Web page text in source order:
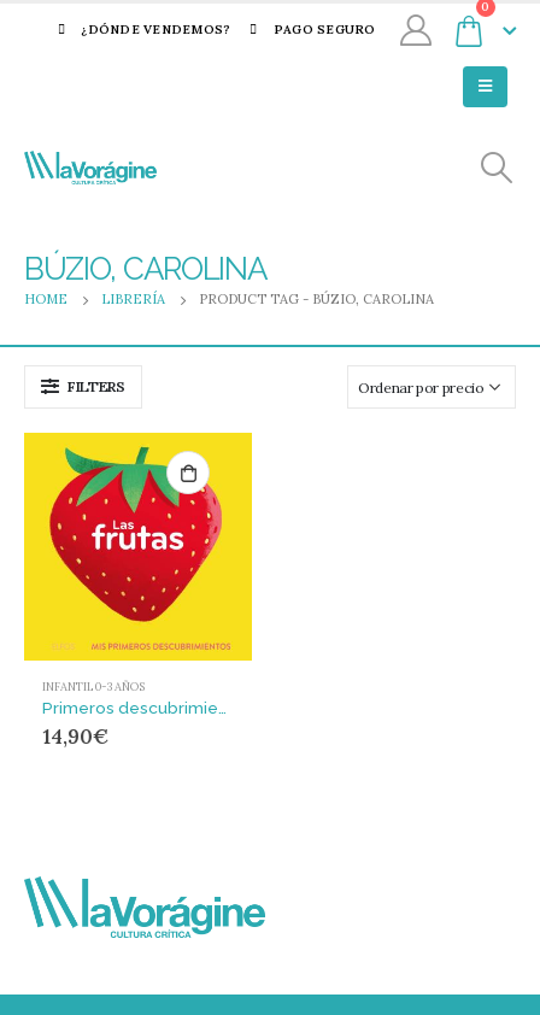
¿DÓNDE VENDEMOS? PAGO SEGURO
0
BÚZIO, CAROLINA
HOME LIBRERÍA PRODUCT TAG - BÚZIO, CAROLINA
FILTERS
INFANTIL 0-3 AÑOS
14,90€